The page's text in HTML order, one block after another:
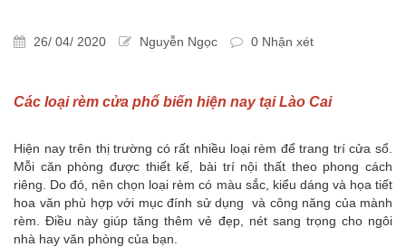
26/ 04/ 2020 Nguyễn Ngọc 0 Nhận xét
Các loại rèm cửa phổ biến hiện nay tại Lào Cai
Hiện nay trên thị trường có rất nhiều loại rèm để trang trí cửa sổ.
Mỗi căn phòng được thiết kế, bài trí nội thất theo phong cách
riêng. Do đó, nên chọn loại rèm có màu sắc, kiểu dáng và họa tiết
hoa văn phù hợp với mục đính sử dụng và công năng của mành
rèm. Điều này giúp tăng thêm vẻ đẹp, nét sang trọng cho ngôi
nhà hay văn phòng của bạn.